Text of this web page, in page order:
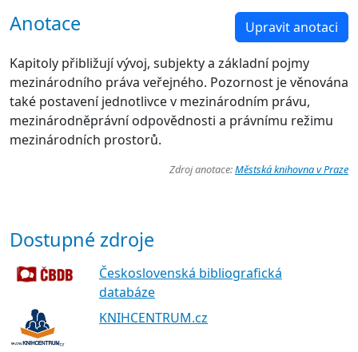
Anotace Upravit anotaci
Kapitoly přibližují vývoj, subjekty a základní pojmy
mezinárodního práva veřejného. Pozornost je věnována
také postavení jednotlivce v mezinárodním právu,
mezinárodněprávní odpovědnosti a právnímu režimu
mezinárodních prostorů.
Zdroj anotace:Městská knihovna v Praze
Dostupné zdroje
Československá bibliografická
databáze
KNIHCENTRUM.cz